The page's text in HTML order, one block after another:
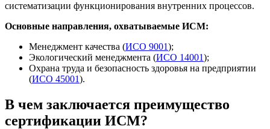
систематизации функционирования внутренних процессов.
Основные направления, охватываемые ИСМ:
Менеджмент качества (ИСО 9001);
Экологический менеджмента (ИСО 14001);
Охрана труда и безопасность здоровья на предприятии
(ИСО 45001).
В чем заключается преимущество
сертификации ИСМ?